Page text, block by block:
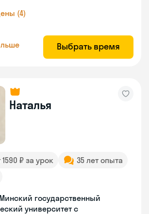
(4)
Выбрать время
Наталья
1590 ₽ за урок
35 лет опыта
государственный
университет с